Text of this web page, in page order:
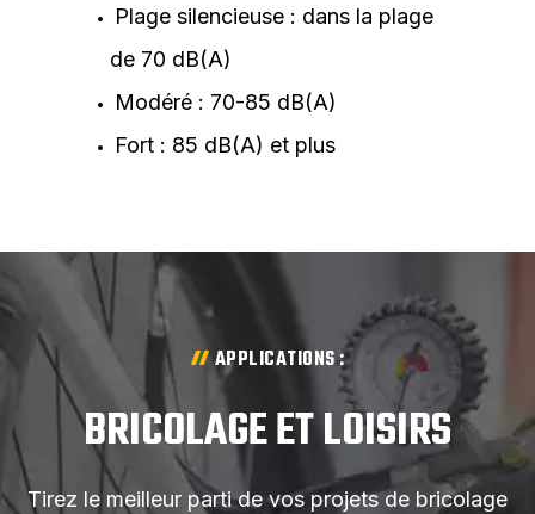
Plage silencieuse : dans la plage
de 70 dB(A)
Modéré : 70-85 dB(A)
Fort : 85 dB(A) et plus
APPLICATIONS :
BRICOLAGE ET LOISIRS
Tirez le meilleur parti de vos projets de bricolage